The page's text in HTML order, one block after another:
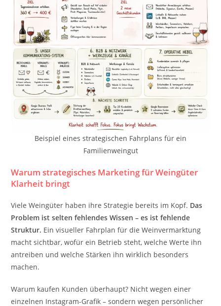
Beispiel eines strategischen Fahrplans für ein
Familienweingut
Warum strategisches Marketing für Weingüter
Klarheit bringt
Viele Weingüter haben ihre Strategie bereits im Kopf. Das
Problem ist selten fehlendes Wissen – es ist fehlende
Struktur. Ein visueller Fahrplan für die Weinvermarktung
macht sichtbar, wofür ein Betrieb steht, welche Werte ihn
antreiben und welche Stärken ihn wirklich besonders
machen.
Warum kaufen Kunden überhaupt? Nicht wegen einer
einzelnen Instagram-Grafik – sondern wegen persönlicher